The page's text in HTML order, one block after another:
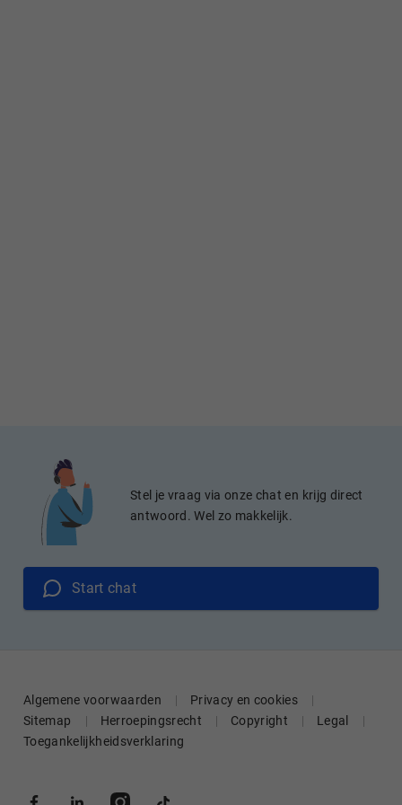
Stel je vraag via onze chat en krijg direct
antwoord. Wel zo makkelijk.
Start chat
Algemene voorwaarden
Privacy en cookies
Sitemap
Herroepingsrecht Copyright
Legal
Toegankelijkheidsverklaring